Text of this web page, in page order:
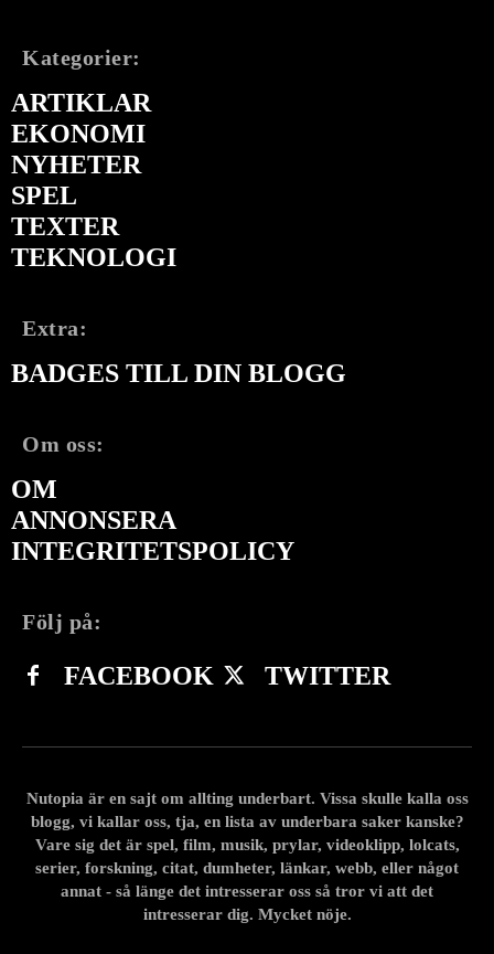
Kategorier:
ARTIKLAR
EKONOMI
NYHETER
SPEL
TEXTER
TEKNOLOGI
Extra:
BADGES TILL DIN BLOGG
Om oss:
OM
ANNONSERA
INTEGRITETSPOLICY
Följ på:
FACEBOOK TWITTER
Nutopia är en sajt om allting underbart. Vissa skulle kalla oss
blogg, vi kallar oss, tja, en lista av underbara saker kanske?
Vare sig det är spel, film, musik, prylar, videoklipp, lolcats,
serier, forskning, citat, dumheter, länkar, webb, eller något
annat - så länge det intresserar oss så tror vi att det
intresserar dig. Mycket nöje.